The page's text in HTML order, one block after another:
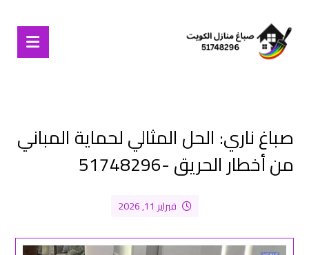
صباغ ناري: الحل المثالي لحماية المباني
من أخطار الحريق -51748296
فبراير 11, 2026